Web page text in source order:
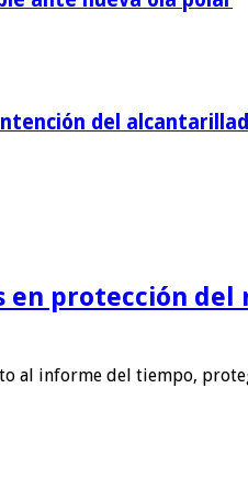
del
en protección
al informe del tiempo,